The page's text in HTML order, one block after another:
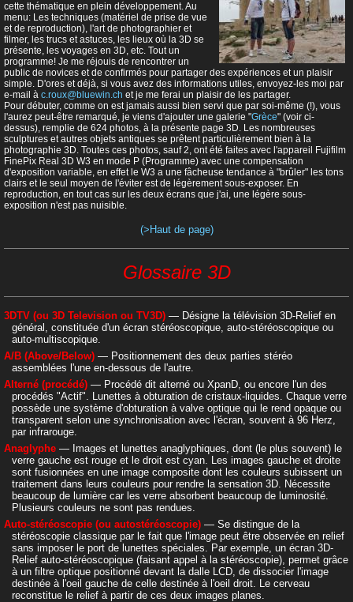
cette thématique en plein développement. Au
menu: Les techniques (matériel de prise de vue
et de reproduction), l'art de photographier et
filmer, les trucs et astuces, les lieux où la 3D se
présente, les voyages en 3D, etc. Tout un
programme! Je me réjouis de rencontrer un
public de novices et de confirmés pour partager des expériences et un plaisir
simple. D'ores et déjà, si vous avez des informations utiles, envoyez-les moi par
e-mail à c.roux@bluewin.ch et je me ferai un plaisir de les partager.
Pour débuter, comme on est jamais aussi bien servi que par soi-même (!), vous
l'aurez peut-être remarqué, je viens d'ajouter une galerie "Grèce" (voir ci-
dessus), remplie de 624 photos, à la présente page 3D. Les nombreuses
sculptures et autres objets antiques se prêtent particulièrement bien à la
photographie 3D. Toutes ces photos, sauf 2, ont été faites avec l'appareil Fujifilm
FinePix Real 3D W3 en mode P (Programme) avec une compensation
d'exposition variable, en effet le W3 a une fâcheuse tendance à "brûler" les tons
clairs et le seul moyen de l'éviter est de légèrement sous-exposer. En
reproduction, en tout cas sur les deux écrans que j'ai, une légère sous-
exposition n'est pas nuisible.
(>Haut de page)
Glossaire 3D
3DTV (ou 3D Television ou TV3D) — Désigne la télévision 3D-Relief en
général, constituée d'un écran stéréoscopique, auto-stéréoscopique ou
auto-multiscopique.
A/B (Above/Below) — Positionnement des deux parties stéréo
assemblées l'une en-dessous de l'autre.
Alterné (procédé) — Procédé dit alterné ou XpanD, ou encore l'un des
procédés "Actif". Lunettes à obturation de cristaux-liquides. Chaque verre
possède une système d'obturation à valve optique qui le rend opaque ou
transparent selon une synchronisation avec l'écran, souvent à 96 Herz,
par infrarouge.
Anaglyphe — Images et lunettes anaglyphiques, dont (le plus souvent) le
verre gauche est rouge et le droit est cyan. Les images gauche et droite
sont fusionnées en une image composite dont les couleurs subissent un
traitement dans leurs couleurs pour rendre la sensation 3D. Nécessite
beaucoup de lumière car les verre absorbent beaucoup de luminosité.
Plusieurs couleurs ne sont pas rendues.
Auto-stéréoscopie (ou autostéréoscopie) — Se distingue de la
stéréoscopie classique par le fait que l'image peut être observée en relief
sans imposer le port de lunettes spéciales. Par exemple, un écran 3D-
Relief auto-stéréoscopique (faisant appel à la stéréoscopie), permet grâce
à un filtre optique positionné devant la dalle LCD, de dissocier l'image
destinée à l'oeil gauche de celle destinée à l'oeil droit. Le cerveau
reconstitue le relief à partir de ces deux images planes.